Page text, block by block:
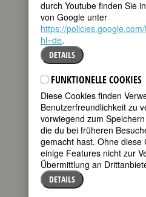
Johanna die
Johansen, Erna Maria
John, Gwen
Johnson, Georgia
Johnson, Osa
Johnson-Sirleaf, Ellen
Johnston, Annie
Jokl, Anna Maria
Joliot-Curie, Irène
Jonas, Regina
Jones (Mother
Jordan, June
Juana Inés de la
Juchacz, Marie
Jünemann, Igna
Junot, Herzogin von
durch Youtube finden Sie
von Google unter
https://
hl=de.
DETAILS
FUNKTIONELLE COOKIES
Diese Cookies finden
Benutzerfreundlichkeit zu
vorwiegend zum
die du bei früheren
gemacht hast. Ohne diese
einige Features nicht zur
Übermittlung an
DETAILS